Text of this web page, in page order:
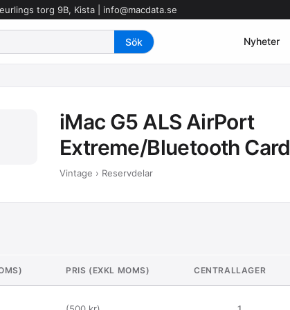
torg 9B, Kista | info@macdata.se
Nyheter
iMac G5 ALS AirPort
Extreme/Bluetooth Card
Vintage › Reservdelar
PRIS (EXKL MOMS) CENTRALLAGER